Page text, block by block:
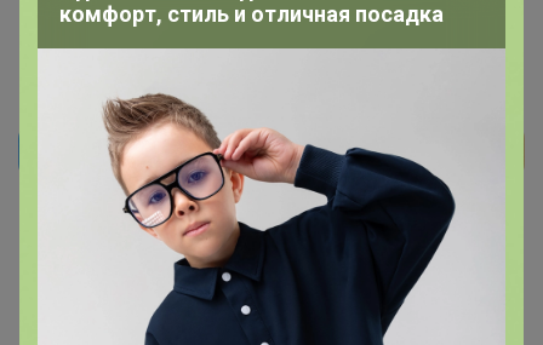
Как здесь все устроено?
Как сделать заказ?
Как получить?
комфорт, стиль и отличная посадка